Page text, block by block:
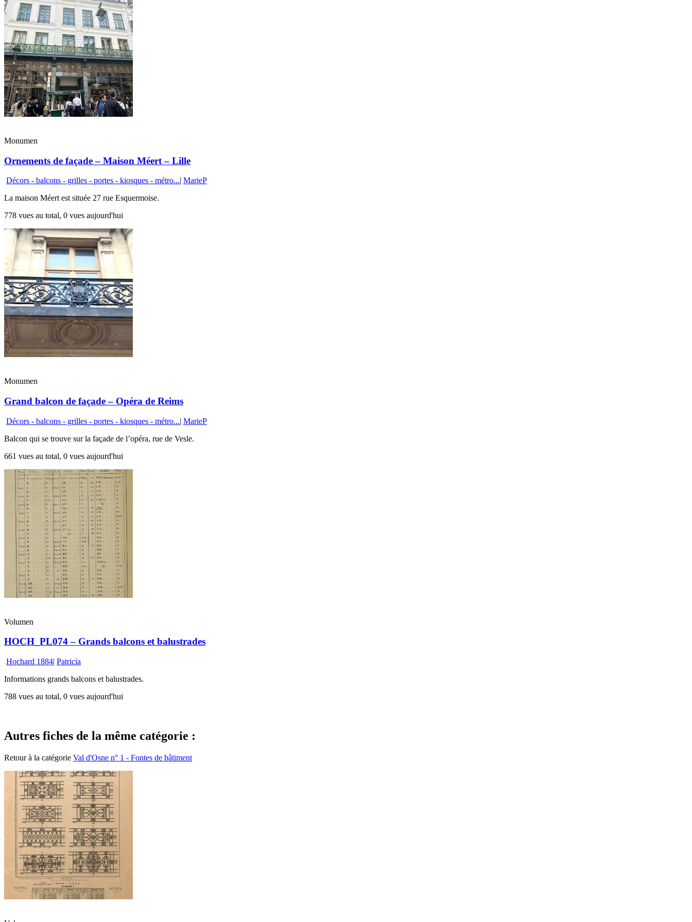
Monumen
Ornements de façade – Maison Méert – Lille
Décors - balcons - grilles - portes - kiosques - métro...| MarieP
La maison Méert est située 27 rue Esquermoise.
778 vues au total, 0 vues aujourd'hui
Monumen
Grand balcon de façade – Opéra de Reims
Décors - balcons - grilles - portes - kiosques - métro...| MarieP
Balcon qui se trouve sur la façade de l’opéra, rue de Vesle.
661 vues au total, 0 vues aujourd'hui
Volumen
HOCH_PL074 – Grands balcons et balustrades
Hochard 1884| Patricia
Informations grands balcons et balustrades.
788 vues au total, 0 vues aujourd'hui
Autres fiches de la même catégorie :
Retour à la catégorie Val d'Osne n° 1 - Fontes de bâtiment